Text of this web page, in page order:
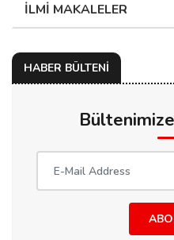
İLMİ MAKALELER
HABER BÜLTENİ